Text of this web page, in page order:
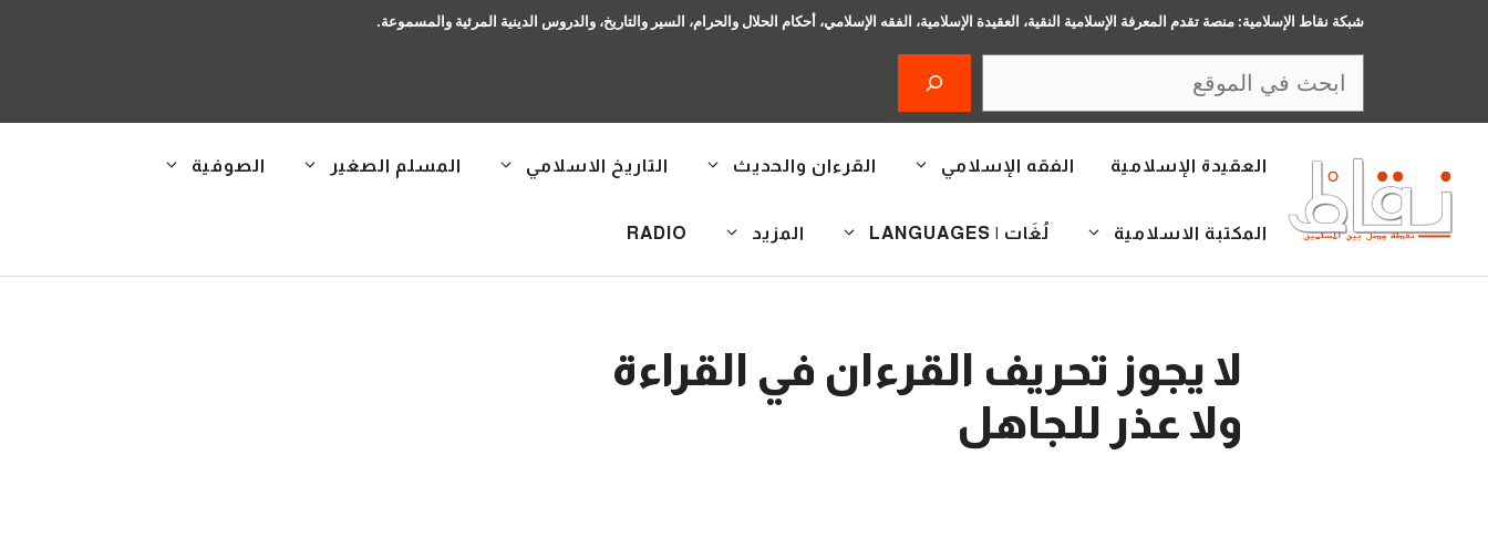
شبكة نقاط الإسلامية: منصة تقدم المعرفة الإسلامية النقية، العقيدة الإسلامية، الفقه الإسلامي، أحكام الحلال والحرام، السير والتاريخ، والدروس الدينية المرئية والمسموعة.
العقيدة الإسلامية الفقه الإسلامي القرءان والحديث التاريخ الاسلامي المسلم الصغير الصوفية
المكتبة الاسلامية لُغَات | LANGUAGES المزيد RADIO
لا يجوز تحريف القرءان في القراءة
ولا عذر للجاهل